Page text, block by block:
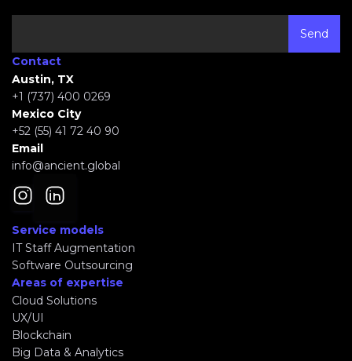
Contact
Austin, TX
+1 (737) 400 0269
Mexico City
+52 (55) 41 72 40 90
Email
info@ancient.global
Service models
IT Staff Augmentation
Software Outsourcing
Areas of expertise
Cloud Solutions
UX/UI
Blockchain
Big Data & Analytics